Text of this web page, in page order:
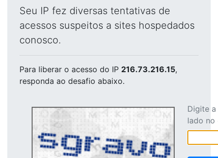
Seu IP fez diversas tentativas de
acessos suspeitos a sites hospedados
conosco.
Para liberar o acesso do IP 216.73.216.15,
responda ao desafio abaixo.
Digite
lado no